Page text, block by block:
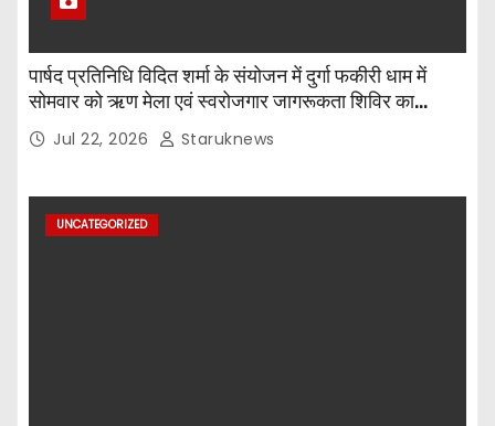
पार्षद प्रतिनिधि विदित शर्मा के संयोजन में दुर्गा फकीरी धाम में
सोमवार को ऋण मेला एवं स्वरोजगार जागरूकता शिविर का
आयोजन किया गया।
Jul 22, 2026 Staruknews
UNCATEGORIZED